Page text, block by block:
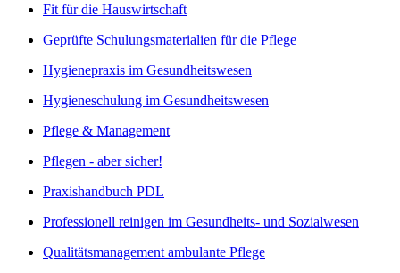
Fit für die Hauswirtschaft
Geprüfte Schulungsmaterialien für die Pflege
Hygienepraxis im Gesundheitswesen
Hygieneschulung im Gesundheitswesen
Pflege & Management
Pflegen - aber sicher!
Praxishandbuch PDL
Professionell reinigen im Gesundheits- und Sozialwesen
Qualitätsmanagement ambulante Pflege